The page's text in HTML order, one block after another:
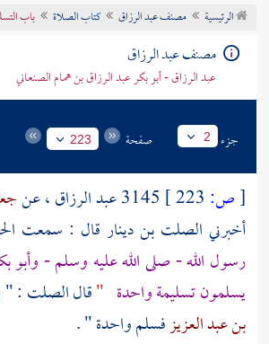
تراجم الأعلام
الرئيسية مصنف عبد الرزاق كتاب الصلاة باب
مصنف عبد الرزاق
عبد الرزاق - أبو بكر عبد الرزاق بن همام الصنعاني
جزء 2 صفحة 223
[ص: 3145عبد الرزاق، عن
أخبرني الصلت بن دينار قال : سمعت
رسول الله - صلى الله عليه وسلم -وأبو
يسلمون تسليمة واحدة "قالالصلت :
بن عبد العزيزفسلم واحدة " .